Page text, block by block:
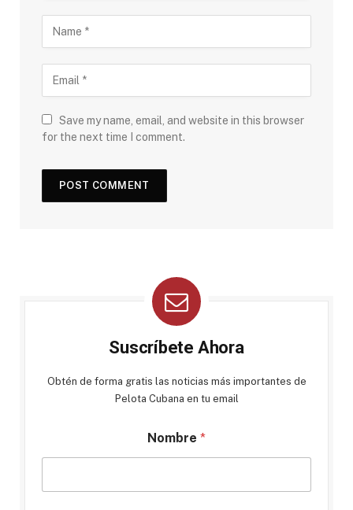
Save my name, email, and website in this browser
for the next time I comment.
Suscríbete Ahora
Obtén de forma gratis las noticias más importantes de
Pelota Cubana en tu email
Nombre *